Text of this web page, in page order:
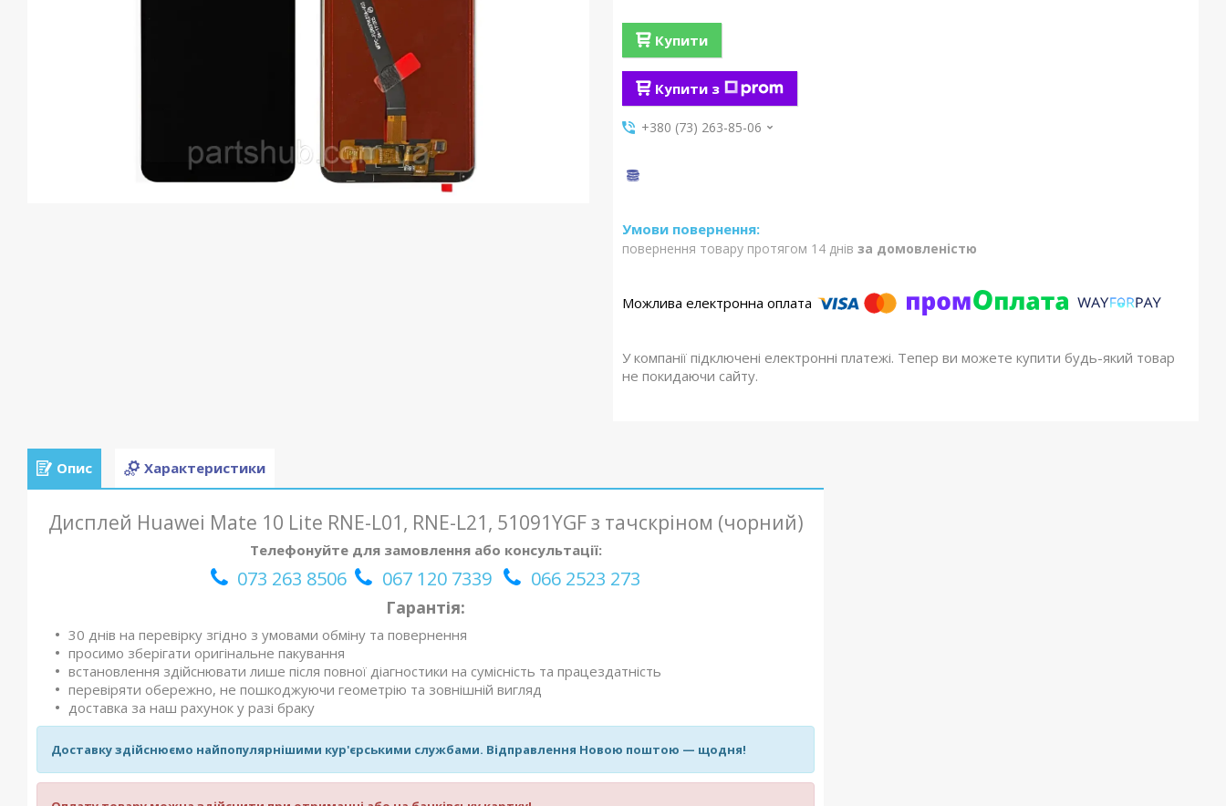
Купити
Купити з
+380 (73) 263-85-06
повернення товару протягом 14 днів за домовленістю
У компанії підключені електронні платежі. Тепер ви можете купити будь-який товар
не покидаючи сайту.
Опис Характеристики
Дисплей Huawei Mate 10 Lite RNE-L01, RNE-L21, 51091YGF з тачскріном (чорний)
Телефонуйте для замовлення або консультації:
073 263 8506 067 120 7339 066 2523 273
Гарантія:
30 днів на перевірку згідно з умовами обміну та повернення
просимо зберігати оригінальне пакування
встановлення здійснювати лише після повної діагностики на сумісність та працездатність
перевіряти обережно, не пошкоджуючи геометрію та зовнішній вигляд
доставка за наш рахунок у разі браку
Доставку здійснюємо найпопулярнішими кур'єрськими службами. Відправлення Новою поштою — щодня!